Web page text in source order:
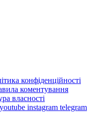
конфіденційності
коментування
власності
youtube instagram telegram